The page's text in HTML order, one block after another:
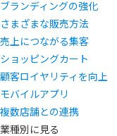
ブランディングの強化
さまざまな販売方法
売上につながる集客
ショッピングカート
顧客ロイヤリティを向上
モバイルアプリ
複数店舗との連携
業種別に見る